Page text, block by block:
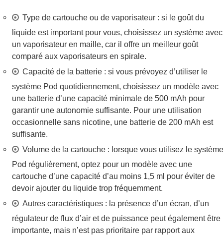
Type de cartouche ou de vaporisateur : si le goût du
liquide est important pour vous, choisissez un système avec
un vaporisateur en maille, car il offre un meilleur goût
comparé aux vaporisateurs en spirale.
Capacité de la batterie : si vous prévoyez d’utiliser le
système Pod quotidiennement, choisissez un modèle avec
une batterie d’une capacité minimale de 500 mAh pour
garantir une autonomie suffisante. Pour une utilisation
occasionnelle sans nicotine, une batterie de 200 mAh est
suffisante.
Volume de la cartouche : lorsque vous utilisez le système
Pod régulièrement, optez pour un modèle avec une
cartouche d’une capacité d’au moins 1,5 ml pour éviter de
devoir ajouter du liquide trop fréquemment.
Autres caractéristiques : la présence d’un écran, d’un
régulateur de flux d’air et de puissance peut également être
importante, mais n’est pas prioritaire par rapport aux